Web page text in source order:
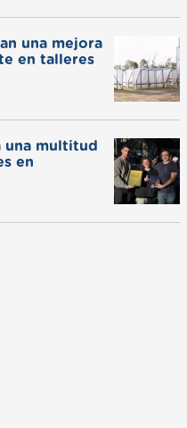
una mejora
en talleres
una multitud
en